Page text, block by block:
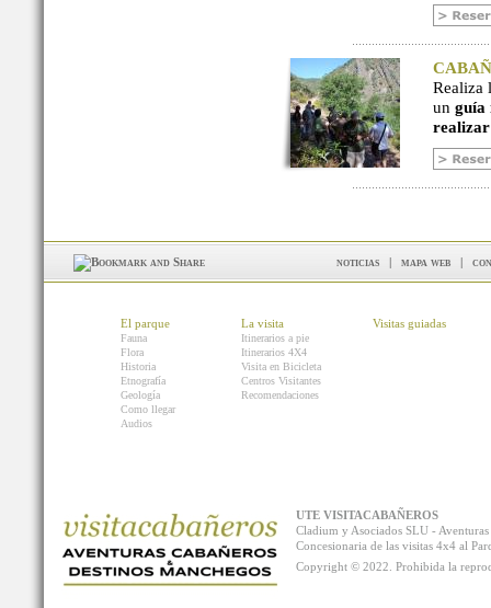
Realiza
un guía
noticias | mapa web |
El parque
Fauna
Flora
Historia
Etnografía
Geología
Como llegar
Audios
La visita
Itinerarios a pie
Itinerarios 4X4
Visita en Bicicleta
Centros Visitantes
Recomendaciones
Visitas guiadas
UTE VISITACABAÑEROS
Cladium y Asociados SLU -
Concesionaria de las visitas 4x4 al
Copyright © 2022. Prohibida la